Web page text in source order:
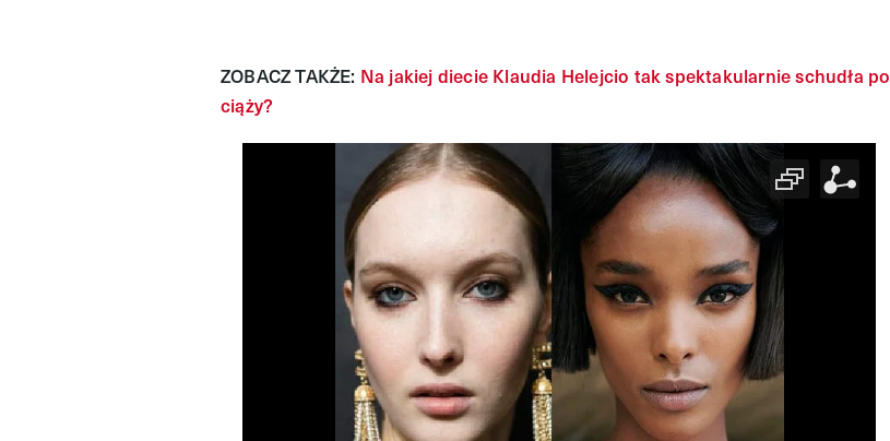
ZOBACZ TAKŻE: Na jakiej diecie Klaudia Helejcio tak spektakularnie schudła po
ciąży?